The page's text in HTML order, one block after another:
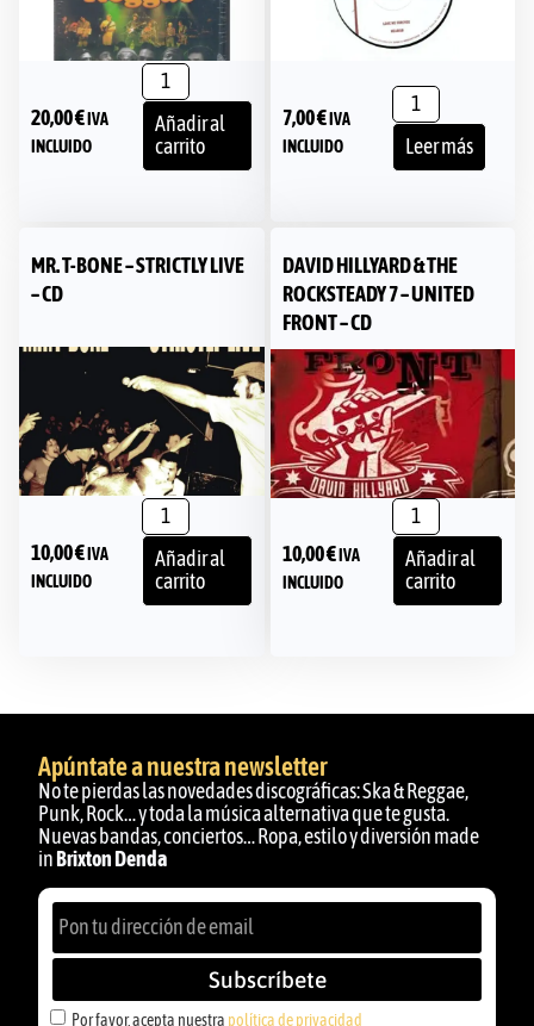
20,00€ IVA
INCLUIDO
Añadir al
carrito
7,00€ IVA
INCLUIDO
Leer más
MR. T-BONE – STRICTLY LIVE
– CD
10,00€ IVA
INCLUIDO
Añadir al
carrito
DAVID HILLYARD & THE
ROCKSTEADY 7 – UNITED
FRONT – CD
10,00€ IVA
INCLUIDO
Añadir al
carrito
Apúntate a nuestra newsletter
No te pierdas las novedades discográficas: Ska & Reggae,
Punk, Rock… y toda la música alternativa que te gusta.
Nuevas bandas, conciertos… Ropa, estilo y diversión made
inBrixton Denda
Por favor, acepta nuestra política de privacidad
Subscríbete